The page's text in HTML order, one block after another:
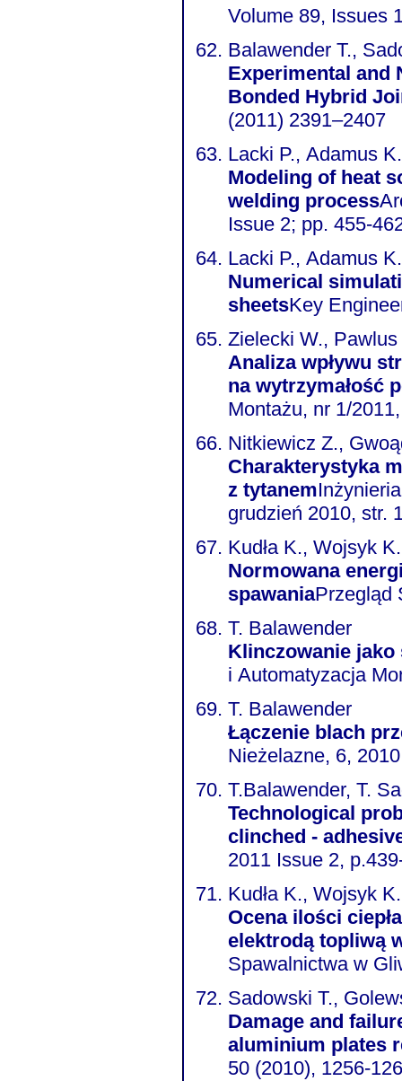
Volume 89, Issues
Balawender T.,
Experimental and
Bonded Hybrid
(2011) 2391–2407
Lacki P., Adamus
Modeling of heat
welding process
Issue 2; pp. 455-
Lacki P., Adamus
Numerical
sheetsKey
Zielecki W.,
Analiza wpływu
na wytrzymałość
Montażu, nr 1/
Nitkiewicz Z.,
Charakterystyka
z tytanem
grudzień 2010, str.
Kudła K., Wojsyk K.
Normowana
spawaniaPrzegląd
T. Balawender
Klinczowanie jako
i Automatyzacja
T. Balawender
Łączenie blach
Nieżelazne, 6,
T.Balawender, T.
Technological
clinched -
2011 Issue 2,
Kudła K., Wojsyk K.
Ocena ilości
elektrodą topliwą
Spawalnictwa w
Damage and
aluminium plates
50 (2010), 1256-